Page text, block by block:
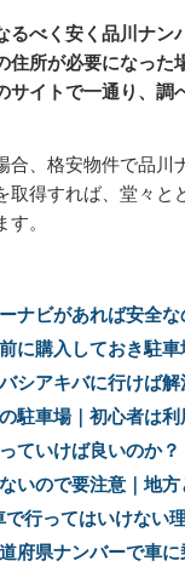
るべく安く品川ナン
住所が必要になった
サイトで一通り、
合、格安物件で品川
取得すれば、堂々と
。
ナビがあれば安全な
に購入しておき駐
シアキバに行けば解
駐車場｜初心者は利
ていけば良いのか？
いので要注意｜地方
行ってはいけない
府県ナンバーで車に